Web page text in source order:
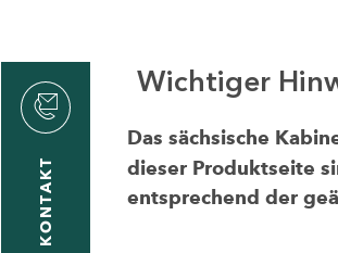
KONTAKT
Wichtiger
Das sächsische
dieser Produktseite
entsprechend der